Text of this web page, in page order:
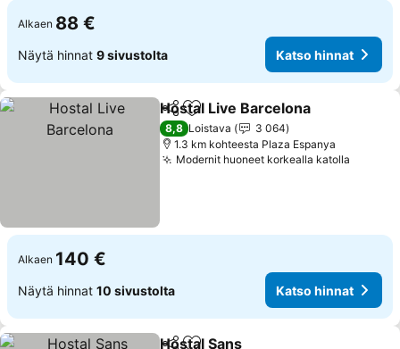
Alkaen 88 €
Näytä hinnat 9 sivustolta Katso hinnat
Jaa Lisää suosikkeihin
Hostal Live Barcelona
8,8 Loistava
3 064
1.3 km kohteesta Plaza Espanya
Modernit huoneet korkealla katolla
Alkaen 140 €
Näytä hinnat 10 sivustolta Katso hinnat
Hostal Sans